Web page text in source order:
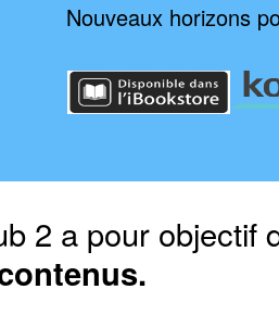
Nouveaux horizons
2 a pour